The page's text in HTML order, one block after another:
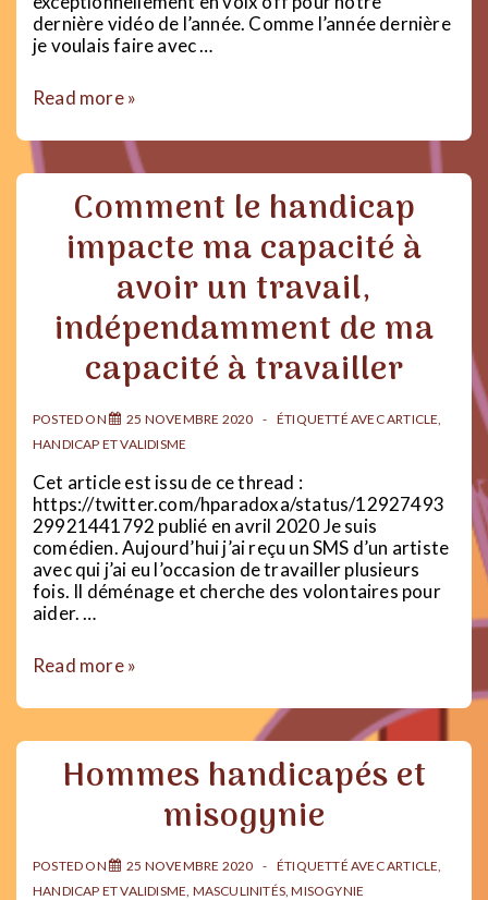
dernière vidéo de l’année. Comme l’année dernière
je voulais faire avec …
Mon
minimaliste
:
2021
2020
Read more »
Comment le handicap
impacte ma capacité à
avoir un travail,
indépendamment de ma
capacité à travailler
POSTED ON 25 NOVEMBRE 2020 ÉTIQUETTÉ AVECARTICLE,
HANDICAP ET VALIDISME
Cet article est issu de ce thread :
https://twitter.com/hparadoxa/status/12927493
29921441792 publié en avril 2020 Je suis
comédien. Aujourd’hui j’ai reçu un SMS d’un artiste
avec qui j’ai eu l’occasion de travailler plusieurs
fois. Il déménage et cherche des volontaires pour
aider. …
Comment
handicap
capacité
travail,
indépendamment
Read more »
Hommes handicapés et
misogynie
POSTED ON 25 NOVEMBRE 2020 ÉTIQUETTÉ AVECARTICLE,
HANDICAP ET VALIDISME, MASCULINITÉS,MISOGYNIE